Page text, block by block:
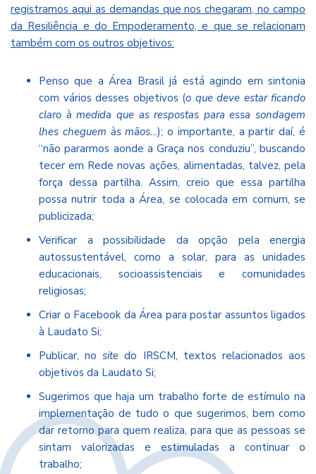
registramos aqui as demandas que nos chegaram, no campo
da Resiliência e do Empoderamento, e que se relacionam
também com os outros objetivos:
Penso que a Área Brasil já está agindo em sintonia
com vários desses objetivos (o que deve estar ficando
claro à medida que as respostas para essa sondagem
lhes cheguem às mãos…); o importante, a partir daí, é
“não pararmos aonde a Graça nos conduziu”, buscando
tecer em Rede novas ações, alimentadas, talvez, pela
força dessa partilha. Assim, creio que essa partilha
possa nutrir toda a Área, se colocada em comum, se
publicizada;
Verificar a possibilidade da opção pela energia
autossustentável, como a solar, para as unidades
educacionais, socioassistenciais e comunidades
religiosas;
Criar o Facebook da Área para postar assuntos ligados
à Laudato Si;
Publicar, nositedo IRSCM, textos relacionados aos
objetivos da Laudato Si;
Sugerimos que haja um trabalho forte de estímulo na
implementação de tudo o que sugerimos, bem como
dar retorno para quem realiza, para que as pessoas se
sintam valorizadas e estimuladas a continuar o
trabalho;